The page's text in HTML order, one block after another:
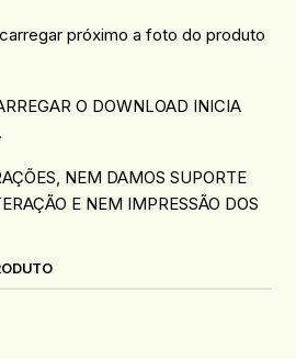
próximo a foto do produto
O DOWNLOAD INICIA
NEM DAMOS SUPORTE
E NEM IMPRESSÃO DOS